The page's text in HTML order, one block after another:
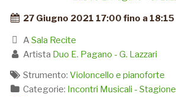
27 Giugno 2021 17:00 fino a 18:15
A Sala Recite
Artista Duo E. Pagano - G. Lazzari
Strumento: Violoncello e pianoforte
Categorie: Incontri Musicali -